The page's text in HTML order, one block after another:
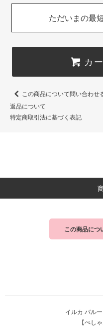
ただいまの最
カ
この商品について問い合わせ
返品について
特定商取引法に基づく表記
この商品につ
イルカ バル
【ぺし